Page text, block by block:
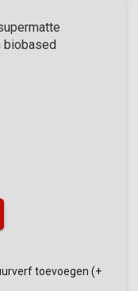
biobased
toevoegen (+